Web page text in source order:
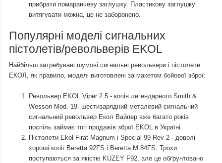
прибрати помаранчеву заглушку. Пластикову заглушку
витягувати можна, це не заборонено.
Популярні моделі сигнальних
пістолетів/револьверів EKOL
Найбільш затребувані шумові сигнальні револьвери і пістолети
ЕКОЛ, як правило, моделі виготовлені за макетом бойової зброї:
Револьвер EKOL Viper 2.5 - копія легендарного Smith &
Wesson Mod. 19. шестизарядний металевий сигнальний
сигнальний револьвер Екол Вайпер вже багато років
поспіль займає топ продажів зброї EKOL в Україні.
Пістолети Ekol Firat Magnum і Special 99 Rev-2 - доволі
хороші копії Beretta 92FS і Beretta M 84FS. Трохи
поступаються за якістю KUZEY F92, але це обґрунтовано